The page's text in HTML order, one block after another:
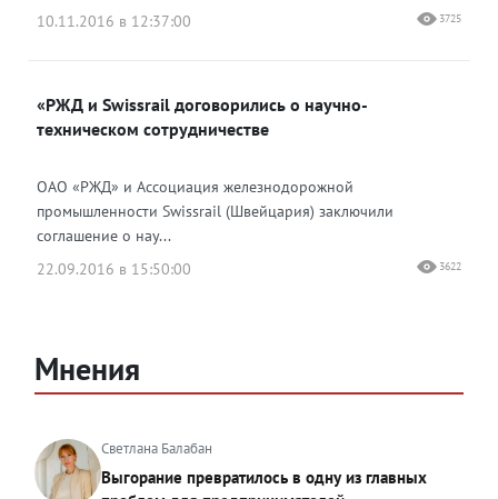
10.11.2016 в 12:37:00
3725
«РЖД и Swissrail договорились о научно-
техническом сотрудничестве
ОАО «РЖД» и Ассоциация железнодорожной
промышленности Swissrail (Швейцария) заключили
соглашение о нау...
22.09.2016 в 15:50:00
3622
Мнения
Светлана Балабан
Выгорание превратилось в одну из главных